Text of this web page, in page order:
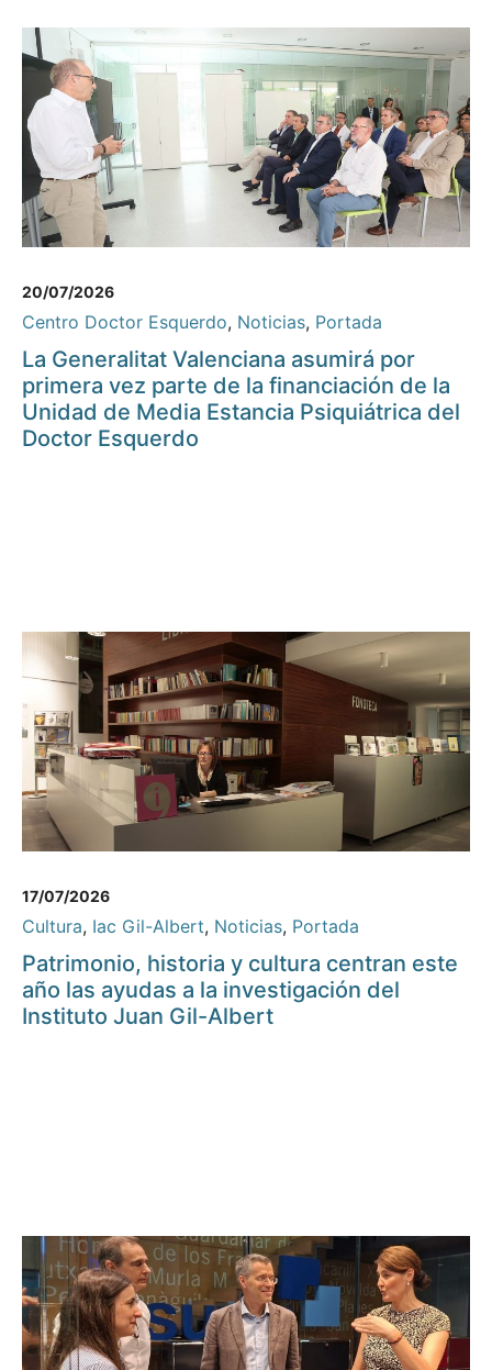
20/07/2026
Centro Doctor Esquerdo, Noticias, Portada
La Generalitat Valenciana asumirá por
primera vez parte de la financiación de la
Unidad de Media Estancia Psiquiátrica del
Doctor Esquerdo
17/07/2026
Cultura, Iac Gil-Albert, Noticias, Portada
Patrimonio, historia y cultura centran este
año las ayudas a la investigación del
Instituto Juan Gil-Albert